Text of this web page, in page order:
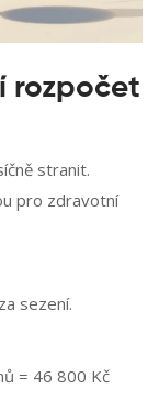
rozpočet
stranit.
pro zdravotní
sezení.
= 46 800 Kč